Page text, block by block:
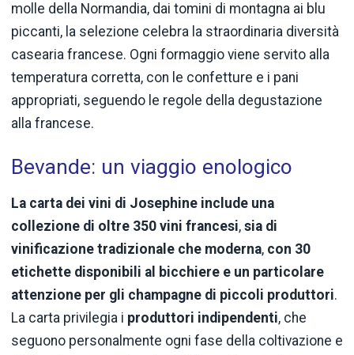
molle della Normandia, dai tomini di montagna ai blu
piccanti, la selezione celebra la straordinaria diversità
casearia francese. Ogni formaggio viene servito alla
temperatura corretta, con le confetture e i pani
appropriati, seguendo le regole della degustazione
alla francese.
Bevande: un viaggio enologico
La carta dei vini di Josephine include una
collezione di oltre 350 vini francesi, sia di
vinificazione tradizionale che moderna, con 30
etichette disponibili al bicchiere e un particolare
attenzione per gli champagne di piccoli produttori.
La carta privilegia i produttori indipendenti, che
seguono personalmente ogni fase della coltivazione e